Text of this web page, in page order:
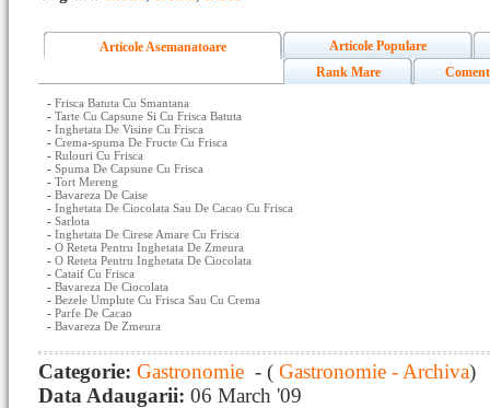
Articole Asemanatoare
Articole Populare
Rank Mare
- Frisca Batuta Cu Smantana
- Tarte Cu Capsune Si Cu Frisca Batuta
- Inghetata De Visine Cu Frisca
- Crema-spuma De Fructe Cu Frisca
- Rulouri Cu Frisca
- Spuma De Capsune Cu Frisca
- Tort Mereng
- Bavareza De Caise
- Inghetata De Ciocolata Sau De Cacao Cu Frisca
- Sarlota
- Inghetata De Cirese Amare Cu Frisca
- O Reteta Pentru Inghetata De Zmeura
- O Reteta Pentru Inghetata De Ciocolata
- Cataif Cu Frisca
- Bavareza De Ciocolata
- Bezele Umplute Cu Frisca Sau Cu Crema
- Parfe De Cacao
- Bavareza De Zmeura
Categorie: Gastronomie - ( Gastronomie - Archiva)
Data Adaugarii: 06 March '09